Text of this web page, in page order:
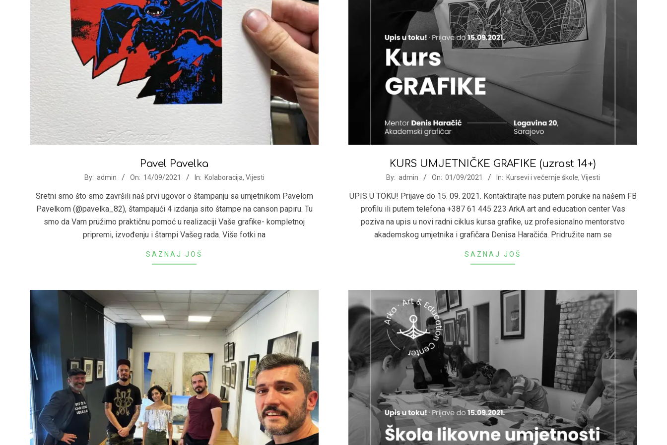
Pavel Pavelka
By: admin On: 14/09/2021 In: Kolaboracija, Vijesti
Sretni smo što smo završili naš prvi ugovor o štampanju sa umjetnikom Pavelom
Pavelkom (@pavelka_82), štampajući 4 izdanja sito štampe na canson papiru. Tu
smo da Vam pružimo praktičnu pomoć u realizaciji Vaše grafike- kompletnoj
pripremi, izvođenju i štampi Vašeg rada. Više fotki na
SAZNAJ JOŠ
KURS UMJETNIČKE GRAFIKE (uzrast 14+)
By: admin On: 01/09/2021 In: Kursevi i večernje škole, Vijesti
UPIS U TOKU! Prijave do 15. 09. 2021. Kontaktirajte nas putem poruke na našem FB
profilu ili putem telefona +387 61 445 223 ArkA art and education center Vas
poziva na upis u novi radni ciklus kursa grafike, uz profesionalno mentorstvo
akademskog umjetnika i grafičara Denisa Haračića. Pridružite nam se
SAZNAJ JOŠ